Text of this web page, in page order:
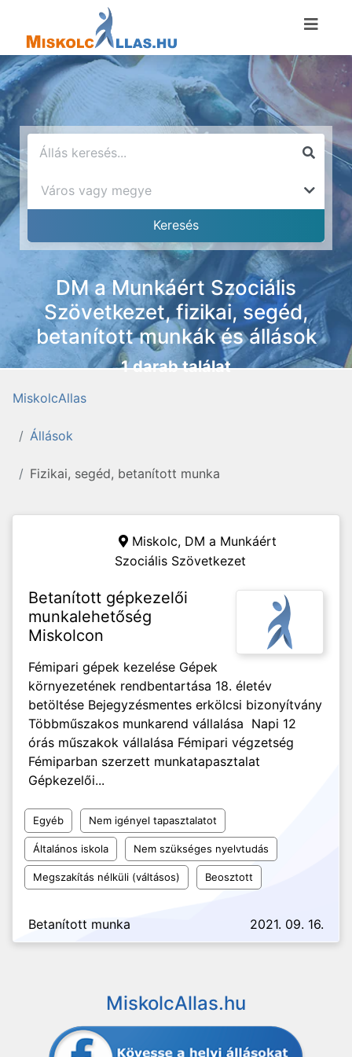
DM a Munkáért Szociális
Szövetkezet, fizikai, segéd,
betanított munkák és állások
1 darab találat
MiskolcAllas
Állások
Fizikai, segéd, betanított munka
Miskolc, DM a Munkáért
Szociális Szövetkezet
Betanított gépkezelői
munkalehetőség
Miskolcon
Fémipari gépek kezelése Gépek
környezetének rendbentartása 18. életév
betöltése Bejegyzésmentes erkölcsi bizonyítvány
Többműszakos munkarend vállalása Napi 12
órás műszakok vállalása Fémipari végzetség
Fémiparban szerzett munkatapasztalat
Gépkezelői...
Egyéb Nem igényel tapasztalatot
Általános iskola Nem szükséges nyelvtudás
Megszakítás nélküli (váltásos) Beosztott
Betanított munka 2021. 09. 16.
MiskolcAllas.hu